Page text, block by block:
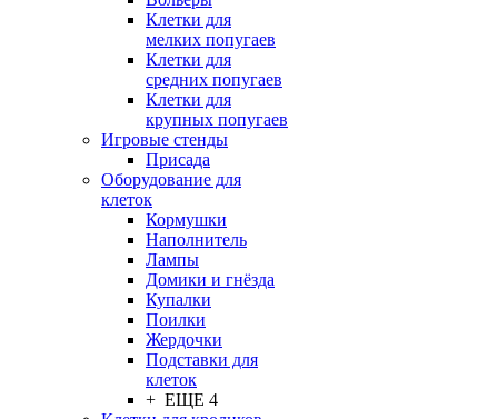
Клетки для
мелких попугаев
Клетки для
средних попугаев
Клетки для
крупных попугаев
Игровые стенды
Присада
Оборудование для
клеток
Кормушки
Наполнитель
Лампы
Домики и гнёзда
Купалки
Поилки
Жердочки
Подставки для
клеток
+ ЕЩЕ 4